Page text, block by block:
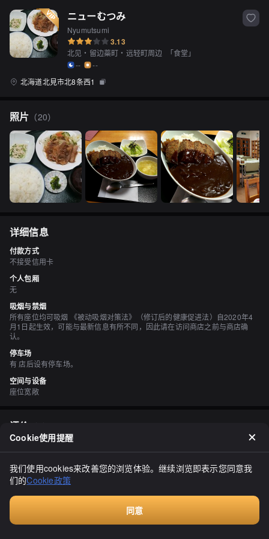
ニューむつみ
Nyumutsumi
3.13
北见・留边蘂町・远轻町周边 「食堂 」
--
--
北海道北見市北8条西1
照片 （20）
详细信息
付款方式
不接受信用卡
个人包厢
无
吸烟与禁烟
所有座位均可吸烟 《被动吸烟对策法》（修订后的健康促进法）自2020年4
月1日起生效，可能与最新信息有所不同，因此请在访问商店之前与商店确
认。
停车场
有 店后设有停车场。
空间与设备
座位宽敞
评价
カンナカムイ
3.00
我在北见出差时去了位于【新睦】的餐厅。停车场有点难找，似乎是
酒店的餐厅？这家店很不错。我点了他们推荐的午餐，叫做"烤肉定
食"（720日元）。果然，因为是他们的推荐午餐，所以烤肉非常美
味！米饭的份量也很足，令人满意（о´∀`о）。而且，在这里吃午餐
显示全部
Cookie使用提醒
我们使用cookies来改善您的浏览体验。继续浏览即表示您同意我
们的Cookie政策
同意